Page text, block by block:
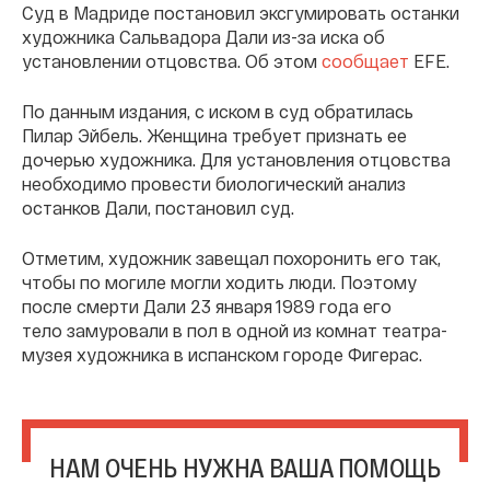
Суд в Мадриде постановил эксгумировать останки
художника Сальвадора Дали из-за иска об
установлении отцовства. Об этом сообщает EFE.
По данным издания, с иском в суд обратилась
Пилар Эйбель. Женщина требует признать ее
дочерью художника. Для установления отцовства
необходимо провести биологический анализ
останков Дали, постановил суд.
Отметим, художник завещал похоронить его так,
чтобы по могиле могли ходить люди. Поэтому
после смерти Дали 23 января 1989 года его
тело замуровали в пол в одной из комнат театра-
музея художника в испанском городе Фигерас.
НАМ ОЧЕНЬ НУЖНА ВАША ПОМОЩЬ